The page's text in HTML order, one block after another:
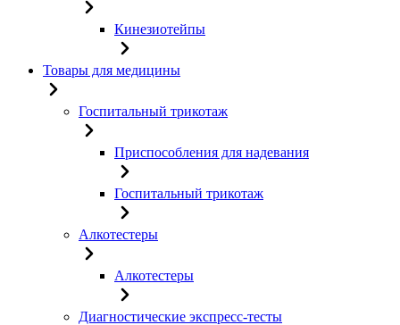
Кинезиотейпы
Товары для медицины
Госпитальный трикотаж
Приспособления для надевания
Госпитальный трикотаж
Алкотестеры
Алкотестеры
Диагностические экспресс-тесты